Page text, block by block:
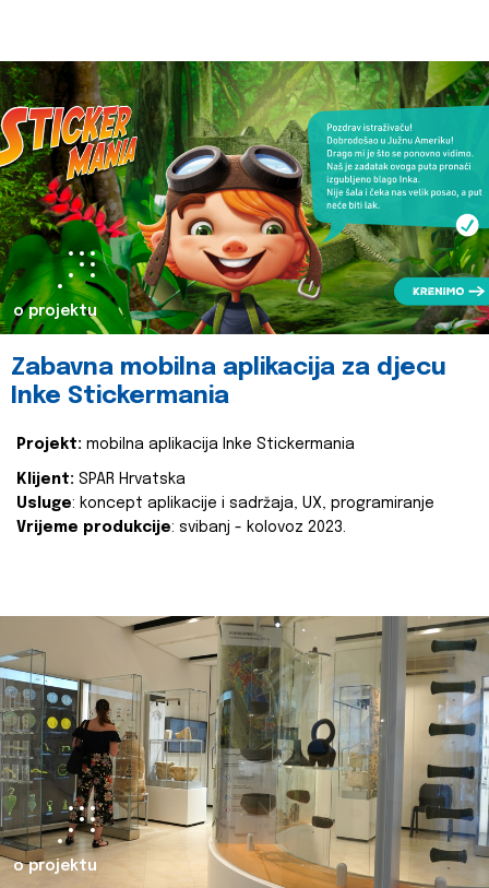
o projektu
Zabavna mobilna aplikacija za djecu
Inke Stickermania
Projekt: mobilna aplikacija Inke Stickermania
Klijent: SPAR Hrvatska
Usluge: koncept aplikacije i sadržaja, UX, programiranje
Vrijeme produkcije: svibanj - kolovoz 2023.
o projektu